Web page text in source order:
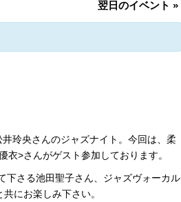
翌日のイベント »
玲央さんのジャズナイト。今回は、柔
>さんがゲスト参加しております。
下さる池田聖子さん、ジャズヴォーカル
にお楽しみ下さい。